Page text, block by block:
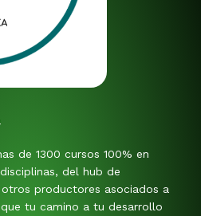
de 1300 cursos 100% en
del hub de
otros productores asociados a
tu camino a tu desarrollo